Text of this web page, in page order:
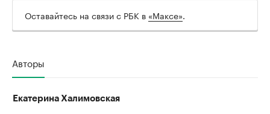
Оставайтесь на связи с РБК в «Максе».
Авторы
Екатерина Халимовская